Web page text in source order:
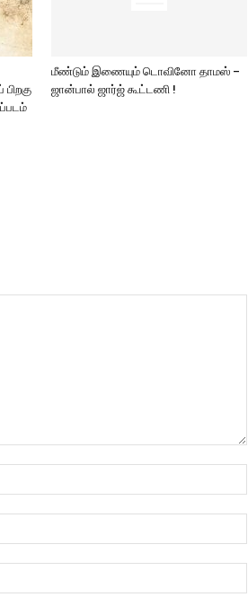
மீண்டும் இணையும் டொவினோ தாமஸ் –
ஜான்பால் ஜார்ஜ் கூட்டணி !